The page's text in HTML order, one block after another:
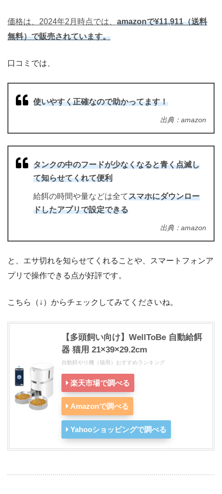
価格は、2024年2月時点では、 amazonで¥11,911（送料
無料）で販売されています。
口コミでは、
使いやすく正確なので助かってます！
出典：amazon
タンクの中のフードが少なくなると青く点滅し
て知らせてくれて便利
給餌の時間や量などは全てスマホにダウンロー
ドしたアプリで設定できる
出典：amazon
と、エサ切れを知らせてくれることや、スマートフォンア
プリで操作できる点が好評です。
こちら（↓）からチェックしてみてくださいね。
【多頭飼い向け】WellToBe 自動給餌
器 猫用 21×39×29.2cm
自動餌やり機（猫用）おすすめランキング
楽天市場で調べる
Amazonで調べる
Yahooショッピングで調べる